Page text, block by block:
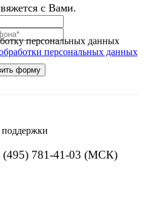
с Вами.
персональных данных
персональных данных
(495) 781-41-03 (МСК)